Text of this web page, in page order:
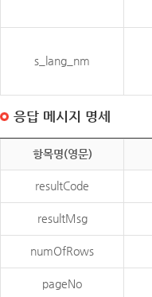
s_lang_nm
응답 메시지 명세
항목명(영문)
resultCode
resultMsg
numOfRows
pageNo